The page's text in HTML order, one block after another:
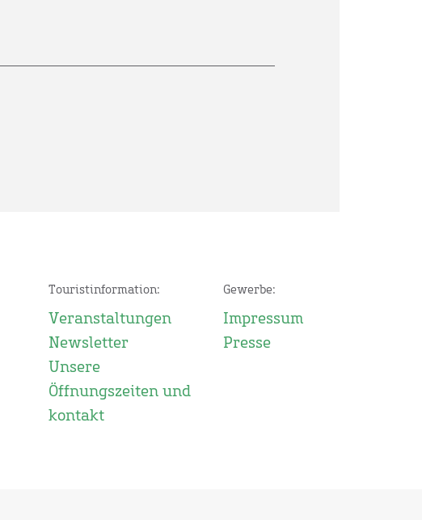
Touristinformation:
Veranstaltungen
Newsletter
Unsere
Öffnungszeiten und
kontakt
Gewerbe:
Impressum
Presse